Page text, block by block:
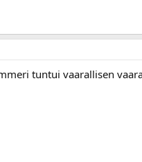
tuntui vaarallisen